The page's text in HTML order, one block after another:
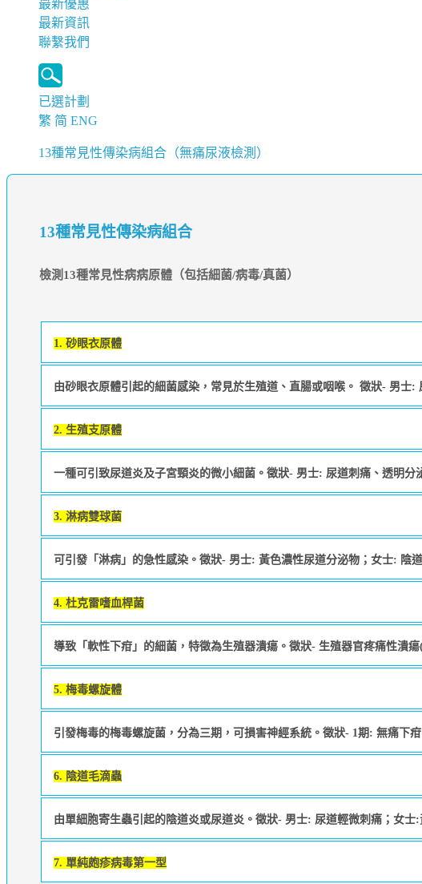
最新優惠
最新資訊
聯繫我們
已選計劃
繁 简 ENG
13種常見性傳染病組合（無痛尿液檢測）
13種常見性傳染病組合
檢測13種常見性病病原體（包括細菌/病毒/真菌）
1. 砂眼⾐原體
由砂眼衣原體引起的細菌感染，常見於生殖道、直腸或咽喉。 徵狀- 男士
2. 生殖支原體
一種可引致尿道炎及子宮頸炎的微小細菌。徵狀- 男士: 尿道刺痛、透明
3. 淋病雙球菌
可引發「淋病」的急性感染。徵狀- 男士: 黃色濃性尿道分泌物；女士: 陰
4. 杜克雷嗜血桿菌
導致「軟性下疳」的細菌，特徵為生殖器潰瘍。徵狀- 生殖器官疼痛性潰
5. 梅毒螺旋體
引發梅毒的梅毒螺旋菌，分為三期，可損害神經系統。徵狀- 1期: 無痛下
6. 陰道毛滴蟲
由單細胞寄生蟲引起的陰道炎或尿道炎。徵狀- 男士: 尿道輕微刺痛；女士
7. 單純皰疹病毒第一型